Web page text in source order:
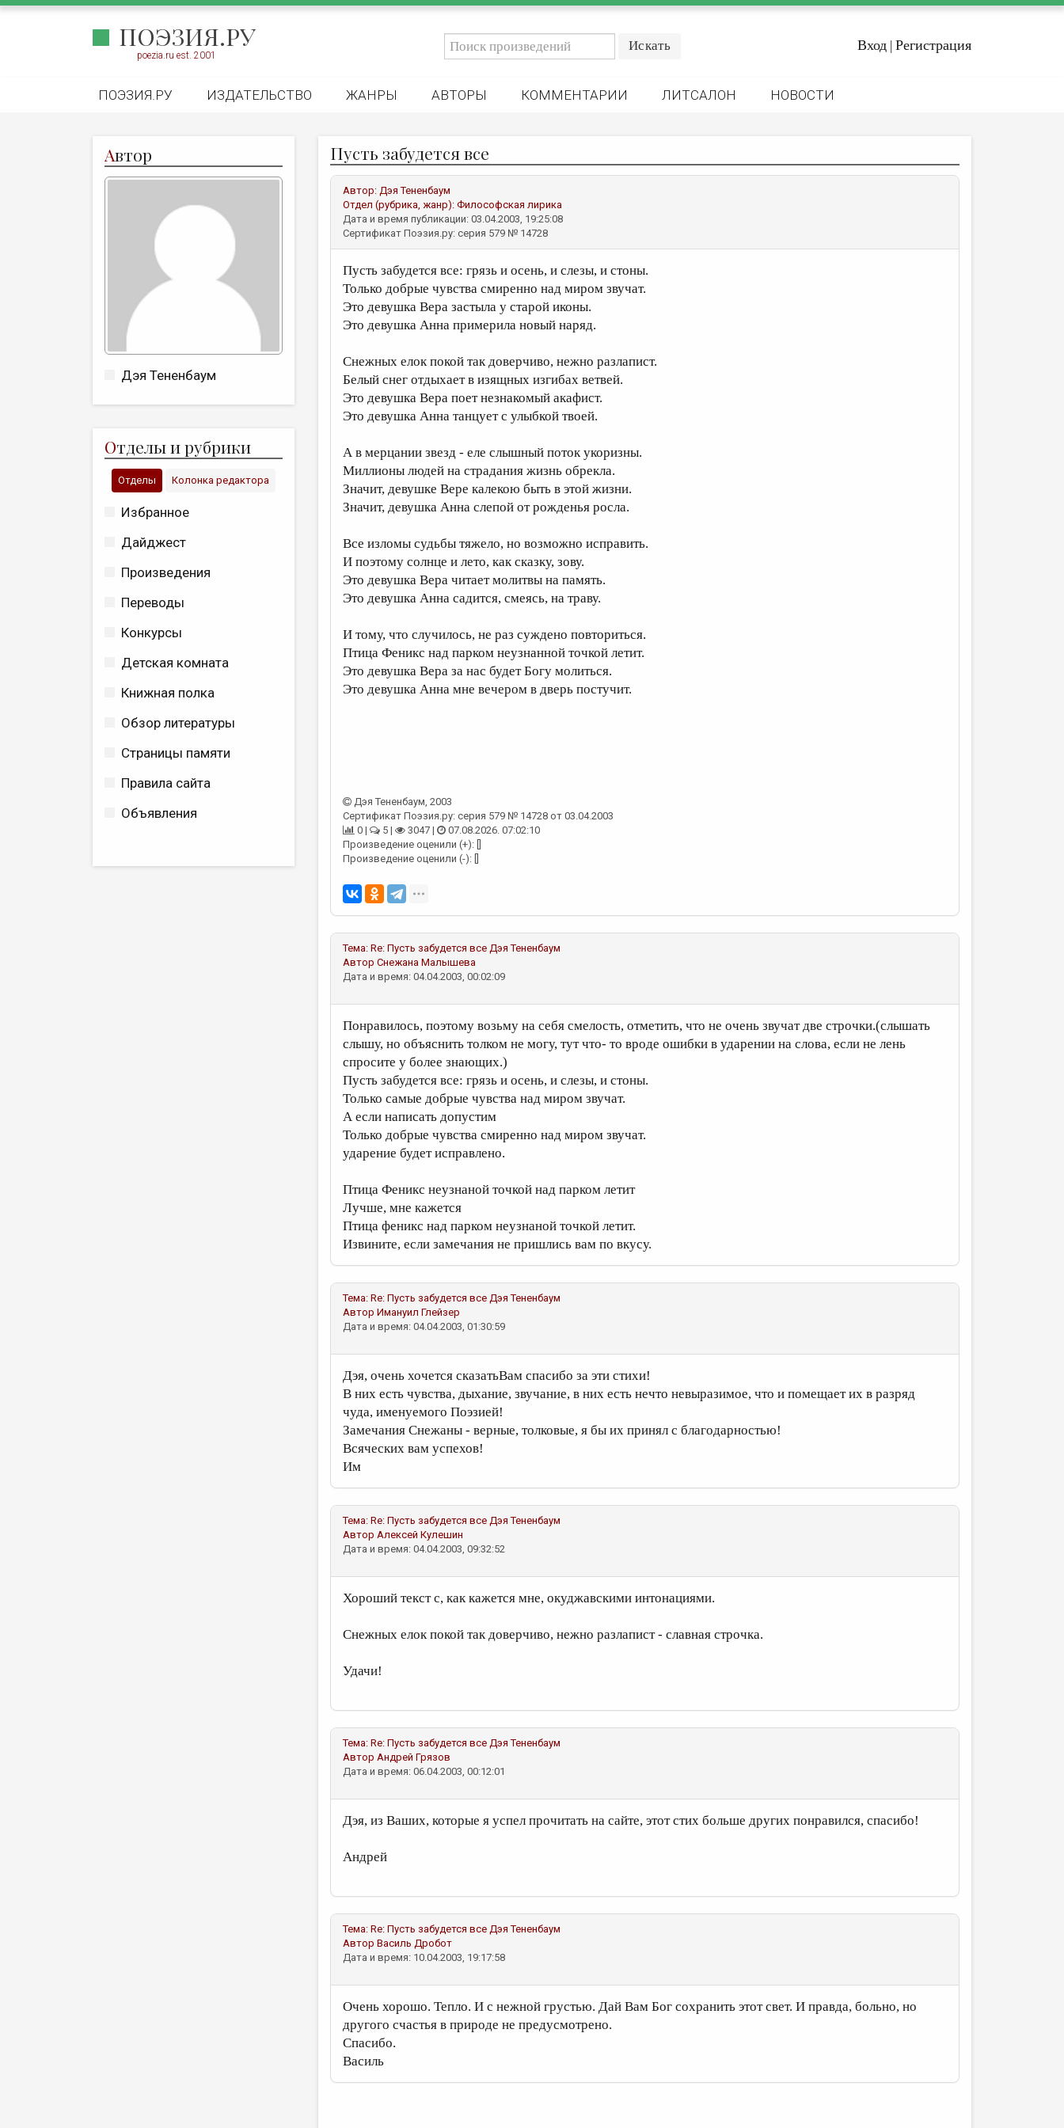
ПОЭЗИЯ.РУ
poezia.ru est. 2001
Вход | Регистрация
ПОЭЗИЯ.РУ ИЗДАТЕЛЬСТВО ЖАНРЫ АВТОРЫ КОММЕНТАРИИ ЛИТСАЛОН НОВОСТИ
Автор
Дэя Тененбаум
Отделы и рубрики
Отделы Колонка редактора
Избранное
Дайджест
Произведения
Переводы
Конкурсы
Детская комната
Книжная полка
Обзор литературы
Страницы памяти
Правила сайта
Объявления
Пусть забудется все
Автор: Дэя Тененбаум
Отдел (рубрика, жанр): Философская лирика
Дата и время публикации: 03.04.2003, 19:25:08
Сертификат Поэзия.ру: серия 579 № 14728
Пусть забудется все: грязь и осень, и слезы, и стоны.
Только добрые чувства смиренно над миром звучат.
Это девушка Вера застыла у старой иконы.
Это девушка Анна примерила новый наряд.
Снежных елок покой так доверчиво, нежно разлапист.
Белый снег отдыхает в изящных изгибах ветвей.
Это девушка Вера поет незнакомый акафист.
Это девушка Анна танцует с улыбкой твоей.
А в мерцании звезд - еле слышный поток укоризны.
Миллионы людей на страдания жизнь обрекла.
Значит, девушке Вере калекою быть в этой жизни.
Значит, девушка Анна слепой от рожденья росла.
Все изломы судьбы тяжело, но возможно исправить.
И поэтому солнце и лето, как сказку, зову.
Это девушка Вера читает молитвы на память.
Это девушка Анна садится, смеясь, на траву.
И тому, что случилось, не раз суждено повториться.
Птица Феникс над парком неузнанной точкой летит.
Это девушка Вера за нас будет Богу молиться.
Это девушка Анна мне вечером в дверь постучит.
Дэя Тененбаум, 2003
Сертификат Поэзия.ру: серия 579 № 14728 от 03.04.2003
0 |
5 | 3047 |
07.08.2026. 07:02:10
Произведение оценили (+): []
Произведение оценили (-): []
Тема: Re: Пусть забудется все Дэя Тененбаум
Автор Снежана Малышева
Дата и время: 04.04.2003, 00:02:09
Понравилось, поэтому возьму на себя смелость, отметить, что не очень звучат две строчки.(слышать
слышу, но объяснить толком не могу, тут что- то вроде ошибки в ударении на слова, если не лень
спросите у более знающих.)
Пусть забудется все: грязь и осень, и слезы, и стоны.
Только самые добрые чувства над миром звучат.
А если написать допустим
Только добрые чувства смиренно над миром звучат.
ударение будет исправлено.
Птица Феникс неузнаной точкой над парком летит
Лучше, мне кажется
Птица феникс над парком неузнаной точкой летит.
Извините, если замечания не пришлись вам по вкусу.
Тема: Re: Пусть забудется все Дэя Тененбаум
Автор Имануил Глейзер
Дата и время: 04.04.2003, 01:30:59
Дэя, очень хочется сказатьВам спасибо за эти стихи!
В них есть чувства, дыхание, звучание, в них есть нечто невыразимое, что и помещает их в разряд
чуда, именуемого Поэзией!
Замечания Снежаны - верные, толковые, я бы их принял с благодарностью!
Всяческих вам успехов!
Им
Тема: Re: Пусть забудется все Дэя Тененбаум
Автор Алексей Кулешин
Дата и время: 04.04.2003, 09:32:52
Хороший текст с, как кажется мне, окуджавскими интонациями.
Снежных елок покой так доверчиво, нежно разлапист - славная строчка.
Удачи!
Тема: Re: Пусть забудется все Дэя Тененбаум
Автор Андрей Грязов
Дата и время: 06.04.2003, 00:12:01
Дэя, из Ваших, которые я успел прочитать на сайте, этот стих больше других понравился, спасибо!
Андрей
Тема: Re: Пусть забудется все Дэя Тененбаум
Автор Василь Дробот
Дата и время: 10.04.2003, 19:17:58
Очень хорошо. Тепло. И с нежной грустью. Дай Вам Бог сохранить этот свет. И правда, больно, но
другого счастья в природе не предусмотрено.
Спасибо.
Василь